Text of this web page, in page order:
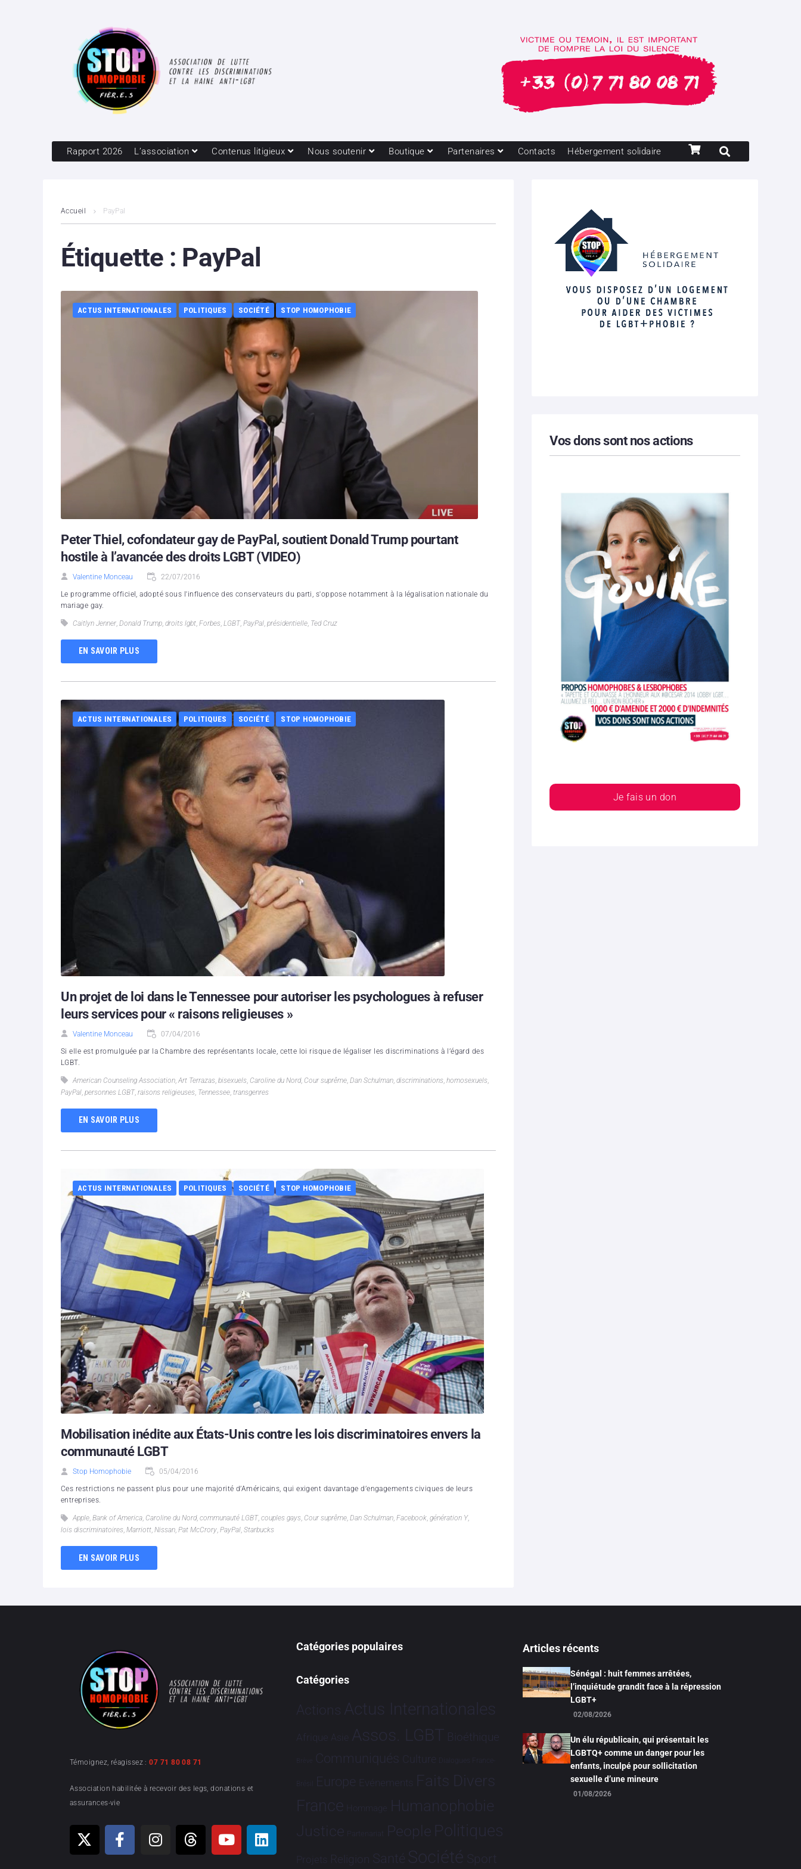
Rapport 2026 L’association Contenus litigieux Nous soutenir Boutique Partenaires Contacts Hébergement solidaire
Accueil PayPal
Étiquette : PayPal
ACTUS INTERNATIONALES POLITIQUES SOCIÉTÉ STOP HOMOPHOBIE
Peter Thiel, cofondateur gay de PayPal, soutient Donald Trump pourtant
hostile à l’avancée des droits LGBT (VIDEO)
Valentine Monceau 22/07/2016
Le programme officiel, adopté sous l'influence des conservateurs du parti, s'oppose notamment à la légalisation nationale du
mariage gay.
Caitlyn Jenner, Donald Trump, droits lgbt, Forbes, LGBT, PayPal, présidentielle, Ted Cruz
EN SAVOIR PLUS
ACTUS INTERNATIONALES POLITIQUES SOCIÉTÉ STOP HOMOPHOBIE
Un projet de loi dans le Tennessee pour autoriser les psychologues à refuser
leurs services pour « raisons religieuses »
Valentine Monceau 07/04/2016
Si elle est promulguée par la Chambre des représentants locale, cette loi risque de légaliser les discriminations à l’égard des
LGBT.
American Counseling Association, Art Terrazas, bisexuels, Caroline du Nord, Cour suprême, Dan Schulman, discriminations, homosexuels,
PayPal, personnes LGBT, raisons religieuses, Tennessee, transgenres
EN SAVOIR PLUS
ACTUS INTERNATIONALES POLITIQUES SOCIÉTÉ STOP HOMOPHOBIE
Mobilisation inédite aux États-Unis contre les lois discriminatoires envers la
communauté LGBT
Stop Homophobie 05/04/2016
Ces restrictions ne passent plus pour une majorité d’Américains, qui exigent davantage d’engagements civiques de leurs
entreprises.
Apple, Bank of America, Caroline du Nord, communauté LGBT, couples gays, Cour suprême, Dan Schulman, Facebook, génération Y,
lois discriminatoires, Marriott, Nissan, Pat McCrory, PayPal, Starbucks
EN SAVOIR PLUS
Vos dons sont nos actions
Je fais un don
Témoignez, réagissez :07 71 80 08 71
Association habilitée à recevoir des legs, donations et
assurances-vie
Catégories populaires
Catégories
Actions Actus Internationales
Afrique Asie Assos. LGBT Bioéthique
Brève Communiqués Culture Dialogues France-
Brésil Europe Evénements Faits Divers
France Hommage Humanophobie
Justice Partenariat People Politiques
Projets Religion Santé Société Sport
Articles récents
Sénégal : huit femmes arrêtées,
l’inquiétude grandit face à la répression
LGBT+
02/08/2026
Un élu républicain, qui présentait les
LGBTQ+ comme un danger pour les
enfants, inculpé pour sollicitation
sexuelle d’une mineure
01/08/2026